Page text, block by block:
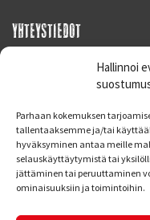
Hallinnoi
Parhaan kokemuksen
tallentaaksemme ja/tai
hyväksyminen antaa meille
selauskäyttäytymistä tai
jättäminen tai peruuttaminen
ominaisuuksiin ja toimintoihin.
YHTEYSTIEDOT
SUPERMOTO CENTER
Finland
Puh. 09 221 7088
info at supermotocenter.fi